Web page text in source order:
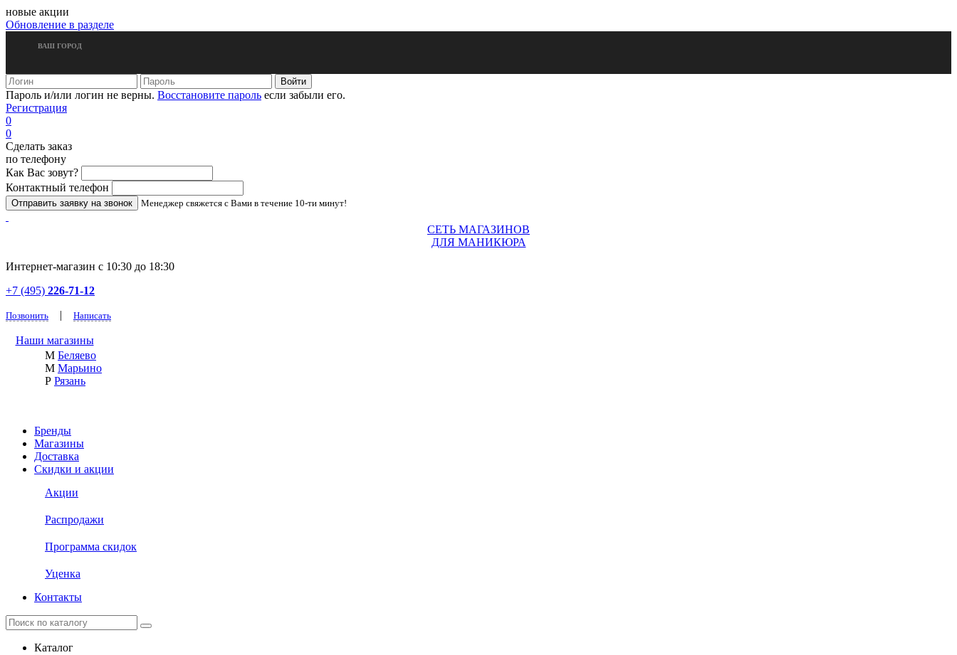
новые акции
Обновление в разделе
ВАШ ГОРОД
Пароль и/или логин не верны. Восстановите пароль если забыли его.
Регистрация
0
0
Сделать заказ
по телефону
Как Вас зовут?
Контактный телефон
Менеджер свяжется с Вами в течение 10-ти минут!
СЕТЬ МАГАЗИНОВ
ДЛЯ МАНИКЮРА
Интернет-магазин с 10:30 до 18:30
+7 (495) 226-71-12
Позвонить | Написать
Наши магазины
М Беляево
М Марьино
Р Рязань
Бренды
Магазины
Доставка
Скидки и акции
Акции
Распродажи
Программа скидок
Уценка
Контакты
Каталог